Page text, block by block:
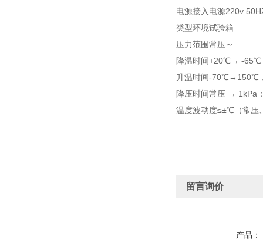
电源接入电源220v
类型环境试验箱
压力范围常压～
降温时间+20℃→ -65℃
升温时间-70℃→150℃
降压时间常压 → 1kPa
温度波动度≤±℃（常压
留言询价
产品：